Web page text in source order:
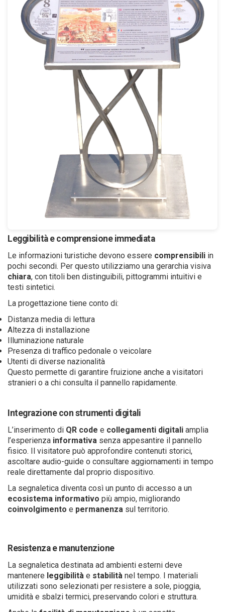
Leggibilità e comprensione immediata
Le informazioni turistiche devono essere comprensibili in
pochi secondi. Per questo utilizziamo una gerarchia visiva
chiara, con titoli ben distinguibili, pittogrammi intuitivi e
testi sintetici.
La progettazione tiene conto di:
Distanza media di lettura
Altezza di installazione
Illuminazione naturale
Presenza di traffico pedonale o veicolare
Utenti di diverse nazionalità
Questo permette di garantire fruizione anche a visitatori
stranieri o a chi consulta il pannello rapidamente.
Integrazione con strumenti digitali
L’inserimento di QR code e collegamenti digitali amplia
l’esperienza informativa senza appesantire il pannello
fisico. Il visitatore può approfondire contenuti storici,
ascoltare audio-guide o consultare aggiornamenti in tempo
reale direttamente dal proprio dispositivo.
La segnaletica diventa così un punto di accesso a un
ecosistema informativo più ampio, migliorando
coinvolgimento e permanenza sul territorio.
Resistenza e manutenzione
La segnaletica destinata ad ambienti esterni deve
mantenere leggibilità e stabilità nel tempo. I materiali
utilizzati sono selezionati per resistere a sole, pioggia,
umidità e sbalzi termici, preservando colori e struttura.